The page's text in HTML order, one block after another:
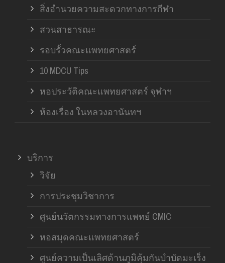
สิ่งอำนวยความสะดวกทางการกีฬา
สวนสาธารณะ
รอบรั้วคณะแพทยศาสตร์
10 MDCU Tips
หอประวัติคณะแพทยศาสตร์ จุฬาฯ
ห้องเรื่อง ในหลวงอานันทฯ
บริการ
วิจัย
การประชุมวิชาการ
ศูนย์นวัตกรรมทางการแพทย์ CMIC
หอสมุดคณะแพทยศาสตร์
ศูนย์ความเป็นเลิศด้านภูมิคุ้มกันบำบัดมะเร็ง